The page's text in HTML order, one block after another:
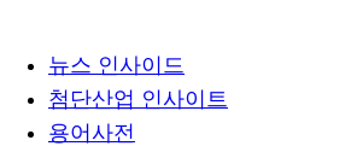
뉴스 인사이드
첨단산업 인사이트
용어사전